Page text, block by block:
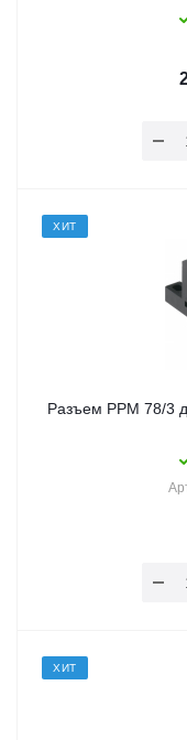
ХИТ
Разъем РРМ 78/3
ХИТ